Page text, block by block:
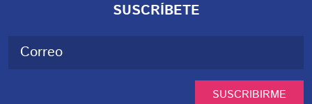
SUSCRÍBETE
SUSCRIBIRME